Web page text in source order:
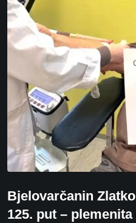
Bjelovarčanin
125. put –